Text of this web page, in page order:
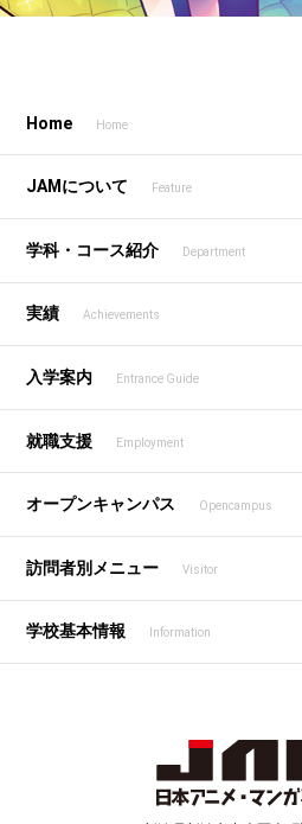
Home Home
JAMについて Feature
学科・コース紹介 Department
実績 Achievements
入学案内 Entrance Guide
就職支援 Employment
オープンキャンパス Opencampus
訪問者別メニュー Visitor
学校基本情報 Information